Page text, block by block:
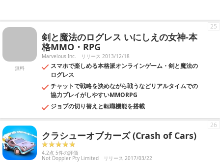
無料
剣と魔法のログレス いにしえの女神-本
格MMO・RPG
Marvelous Inc. リリース 2013/12/18
スマホで楽しめる本格派オンラインゲーム・剣と魔法の
ログレス
チャットで戦略を決めながら戦うなどリアルタイムでの
協力プレイがしやすいMMORPG
ジョブの切り替えと転職機能を搭載
25
クラシューオブカーズ (Crash of Cars)
4.2点 5件の評価
Not Doppler Pty Limited リリース 2017/03/22
26